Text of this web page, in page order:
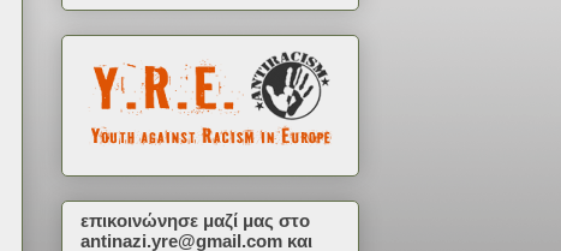
επικοινώνησε μαζί μας στο
antinazi.yre@gmail.com και